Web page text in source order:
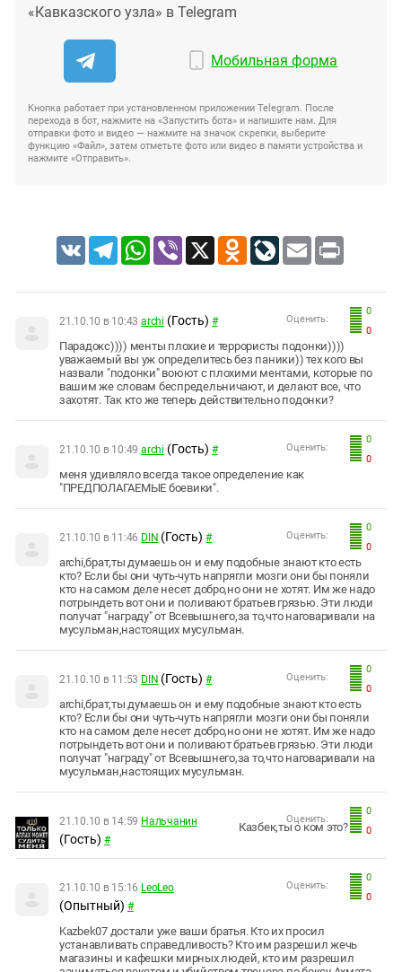
«Кавказского узла» в Telegram
Мобильная форма
Кнопка работает при установленном приложении Telegram. После
перехода в бот, нажмите на «Запустить бота» и напишите нам. Для
отправки фото и видео — нажмите на значок скрепки, выберите
функцию «Файл», затем отметьте фото или видео в памяти устройства и
нажмите «Отправить».
VK TelegramWhatsApp
Viber X Odnoklassniki
LiveJournal
Email Print
0
0
Оценить:
21.10.10 в 10:43 archi (Гость) #
Парадокс)))) менты плохие и террористы подонки))))
уважаемый вы уж определитесь без паники)) тех кого вы
назвали "подонки" воюют с плохими ментами, которые по
вашим же словам беспредельничают, и делают все, что
захотят. Так кто же теперь действительно подонки?
0
0
Оценить:
21.10.10 в 10:49 archi (Гость) #
меня удивляло всегда такое определение как
"ПРЕДПОЛАГАЕМЫЕ боевики".
0
0
Оценить:
21.10.10 в 11:46 DIN (Гость) #
аrchi,брат,ты думаешь он и ему подобные знают кто есть
кто? Если бы они чуть-чуть напрягли мозги они бы поняли
кто на самом деле несет добро,но они не хотят. Им же надо
потрындеть вот они и поливают братьев грязью. Эти люди
получат "награду" от Всевышнего,за то,что наговаривали на
мусульман,настоящих мусульман.
0
0
Оценить:
21.10.10 в 11:53 DIN (Гость) #
аrchi,брат,ты думаешь он и ему подобные знают кто есть
кто? Если бы они чуть-чуть напрягли мозги они бы поняли
кто на самом деле несет добро,но они не хотят. Им же надо
потрындеть вот они и поливают братьев грязью. Эти люди
получат "награду" от Всевышнего,за то,что наговаривали на
мусульман,настоящих мусульман.
0
0
Оценить:
21.10.10 в 14:59 Нальчанин
(Гость) #
Казбек,ты о ком это?
0
0
Оценить:
21.10.10 в 15:16 LeoLeo
(Опытный) #
Kazbek07 достали уже ваши братья. Кто их просил
устанавливать справедливость? Кто им разрешил жечь
магазины и кафешки мирных людей, кто им разрешил